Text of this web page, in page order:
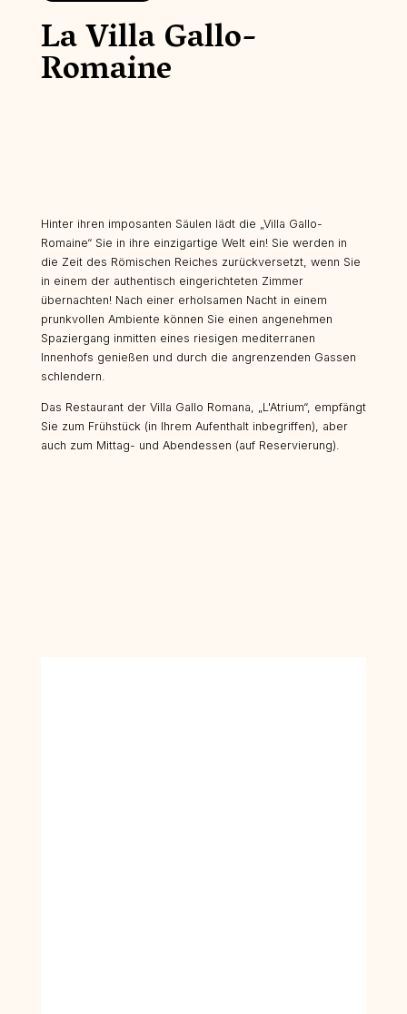
La Villa Gallo-
Romaine
Hinter ihren imposanten Säulen lädt die „Villa Gallo-
Romaine“ Sie in ihre einzigartige Welt ein! Sie werden in
die Zeit des Römischen Reiches zurückversetzt, wenn Sie
in einem der authentisch eingerichteten Zimmer
übernachten! Nach einer erholsamen Nacht in einem
prunkvollen Ambiente können Sie einen angenehmen
Spaziergang inmitten eines riesigen mediterranen
Innenhofs genießen und durch die angrenzenden Gassen
schlendern.
Das Restaurant der Villa Gallo Romana, „L'Atrium“, empfängt
Sie zum Frühstück (in Ihrem Aufenthalt inbegriffen), aber
auch zum Mittag- und Abendessen (auf Reservierung).